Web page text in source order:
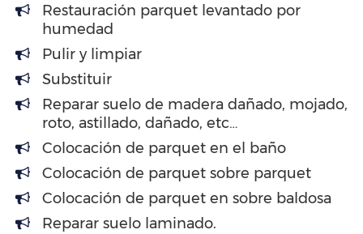
Restauración parquet levantado por
humedad
Pulir y limpiar
Substituir
Reparar suelo de madera dañado, mojado,
roto, astillado, dañado, etc…
Colocación de parquet en el baño
Colocación de parquet sobre parquet
Colocación de parquet en sobre baldosa
Reparar suelo laminado.